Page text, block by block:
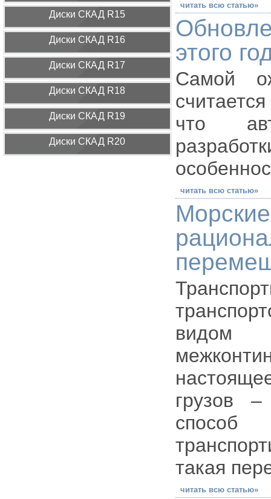
Диcки СКАД R15
Диcки СКАД R16
Диcки СКАД R17
Диcки СКАД R18
Диcки СКАД R19
Диcки СКАД R20
читать всю статью»
этого
Самой
что
читать всю статью»
видом
грузов
способ
такая
читать всю статью»